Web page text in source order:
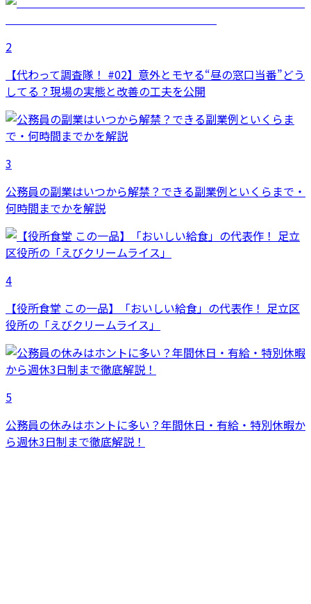
2
【代わって調査隊！ #02】意外とモヤる“昼の窓口当番”どう
してる？現場の実態と改善の工夫を公開
3
公務員の副業はいつから解禁？できる副業例といくらまで・
何時間までかを解説
4
【役所食堂 この一品】「おいしい給食」の代表作！ 足立区
役所の「えびクリームライス」
5
公務員の休みはホントに多い？年間休日・有給・特別休暇か
ら週休3日制まで徹底解説！